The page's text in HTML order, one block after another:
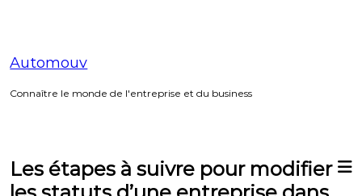
Automouv
Connaître le monde de l'entreprise et du business
Les étapes à suivre pour modifier